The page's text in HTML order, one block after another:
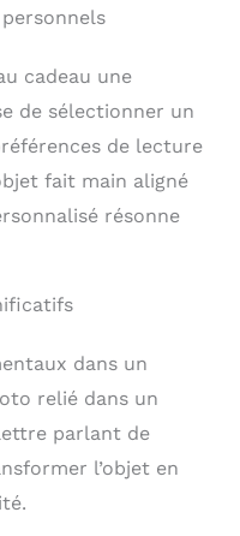
cadeau une
de sélectionner un
de lecture
fait main aligné
résonne
dans un
relié dans un
parlant de
l’objet en